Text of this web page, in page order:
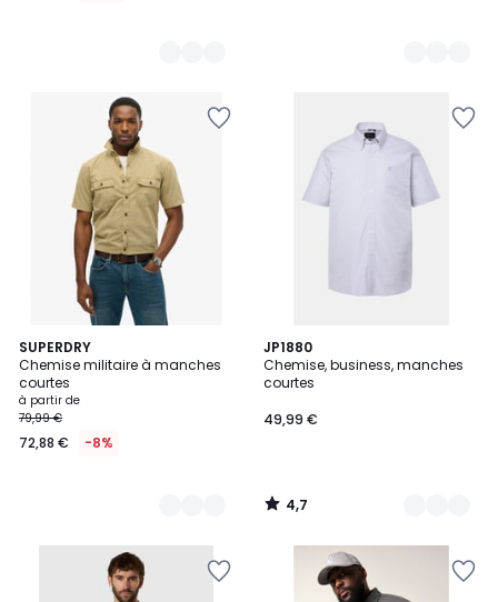
SUPERDRY
Chemise militaire à manches
courtes
à partir de
79,99 €
72,88 € -8%
3
Couleurs
JP1880
Chemise, business, manches
courtes
49,99 €
4,7
/ 5
3
Couleurs
4,7
/